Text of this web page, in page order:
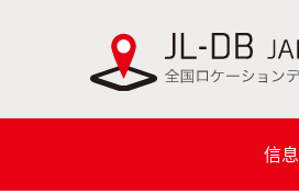
信息